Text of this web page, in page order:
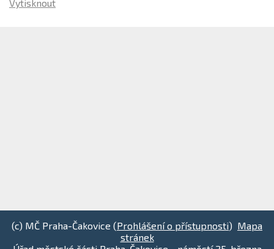
Vytisknout
(c) MČ Praha-Čakovice (Prohlášení o přístupnosti) Mapa
stránek